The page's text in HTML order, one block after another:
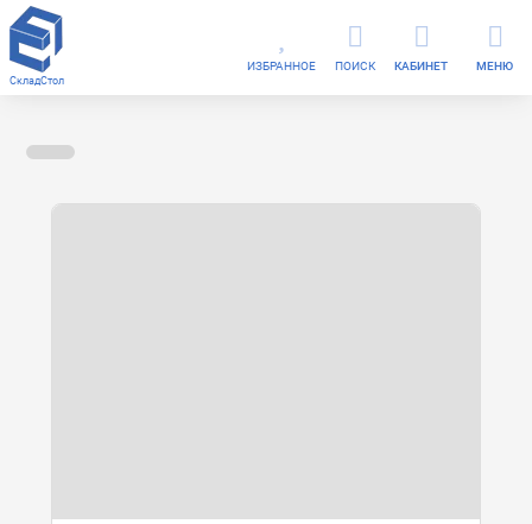
СкладСтол
ИЗБРАННОЕ ПОИСК КАБИНЕТ МЕНЮ